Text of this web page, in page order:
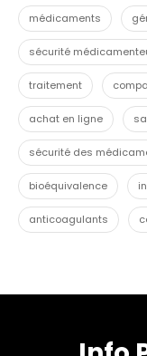
médicaments
sécurité
traitement
achat en ligne
sécurité des
bioéquivalence
anticoagulants